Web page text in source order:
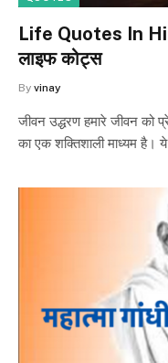
Life Quotes In
लाइफ कोट्स
By vinay
जीवन उद्धरण हमारे जीवन को
का एक शक्तिशाली माध्यम है।